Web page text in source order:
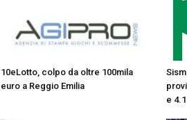
10eLotto, colpo da oltre 100mila
euro a Reggio Emilia
e 4.1